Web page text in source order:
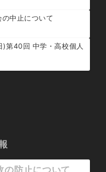
の中止について
第40回 中学・高校個人
の防止について